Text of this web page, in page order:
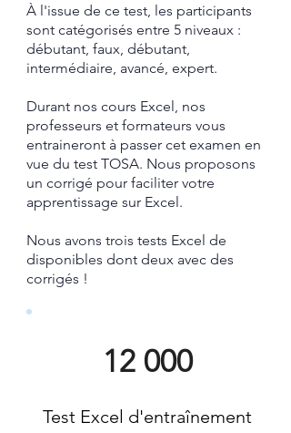
À l'issue de ce test, les participants
sont catégorisés entre 5 niveaux :
débutant, faux, débutant,
intermédiaire, avancé, expert.
Durant nos cours Excel, nos
professeurs et formateurs vous
entraineront à passer cet examen en
vue du test TOSA. ​ Nous proposons
un corrigé pour faciliter votre
apprentissage sur Excel.​
Nous avons trois tests Excel de
disponibles dont deux avec des
corrigés !
12 000
Test Excel d'entraînement